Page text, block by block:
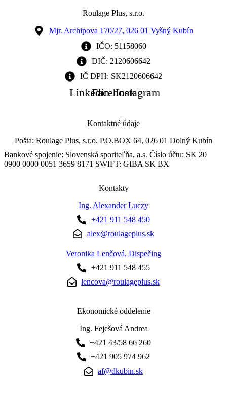
Roulage Plus, s.r.o.
Mjr. Archipova 170/27, 026 01 Vyšný Kubín
IČO: 51158060
DIČ: 2120606642
IČ DPH: SK2120606642
LinkedinFacebookInstagram
Kontaktné údaje
Pošta: Roulage Plus, s.r.o. P.O.BOX 64, 026 01 Dolný Kubín
Bankové spojenie: Slovenská sporiteľňa, a.s. Číslo účtu: SK 20
0900 0000 0051 3659 8171 SWIFT: GIBA SK BX
Kontakty
Ing. Alexander Luczy
+421 911 548 450
alex@roulageplus.sk
Veronika Lenčová, Dispečing
+421 911 548 455
lencova@roulageplus.sk
Ekonomické oddelenie
Ing. Feješová Andrea
+421 43/58 66 260
+421 905 974 962
af@dkubin.sk